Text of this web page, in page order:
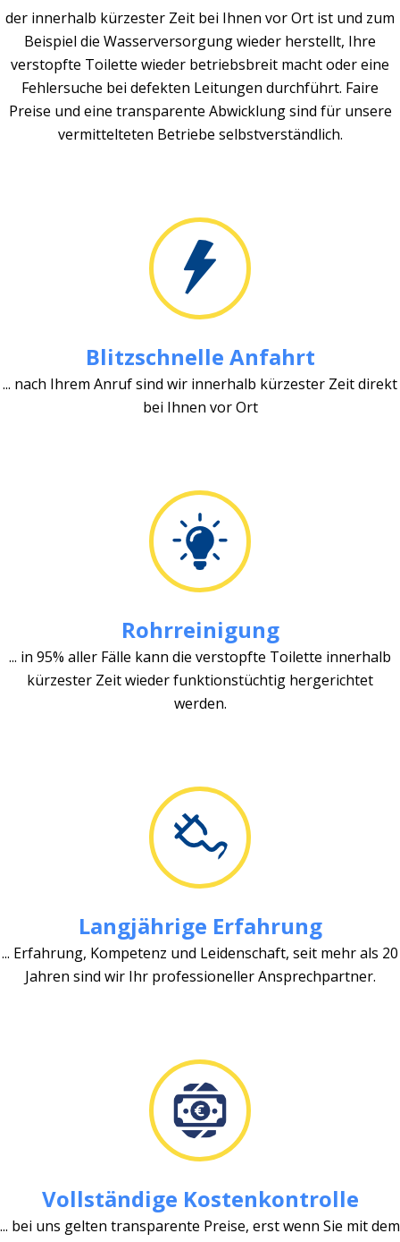
der innerhalb kürzester Zeit bei Ihnen vor Ort ist und zum
Beispiel die Wasserversorgung wieder herstellt, Ihre
verstopfte Toilette wieder betriebsbreit macht oder eine
Fehlersuche bei defekten Leitungen durchführt. Faire
Preise und eine transparente Abwicklung sind für unsere
vermittelteten Betriebe selbstverständlich.
Blitzschnelle Anfahrt
... nach Ihrem Anruf sind wir innerhalb kürzester Zeit direkt
bei Ihnen vor Ort
Rohrreinigung
... in 95% aller Fälle kann die verstopfte Toilette innerhalb
kürzester Zeit wieder funktionstüchtig hergerichtet
werden.
Langjährige Erfahrung
... Erfahrung, Kompetenz und Leidenschaft, seit mehr als 20
Jahren sind wir Ihr professioneller Ansprechpartner.
Vollständige Kostenkontrolle
... bei uns gelten transparente Preise, erst wenn Sie mit dem